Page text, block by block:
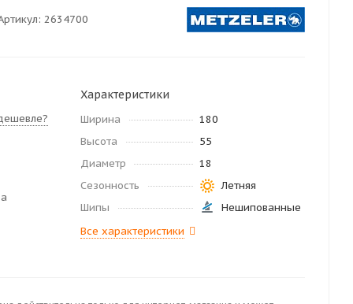
2634700
Характеристики
Ширина
180
Высота
55
Диаметр
18
Сезонность
Летняя
Шипы
Нешипованные
Все характеристики